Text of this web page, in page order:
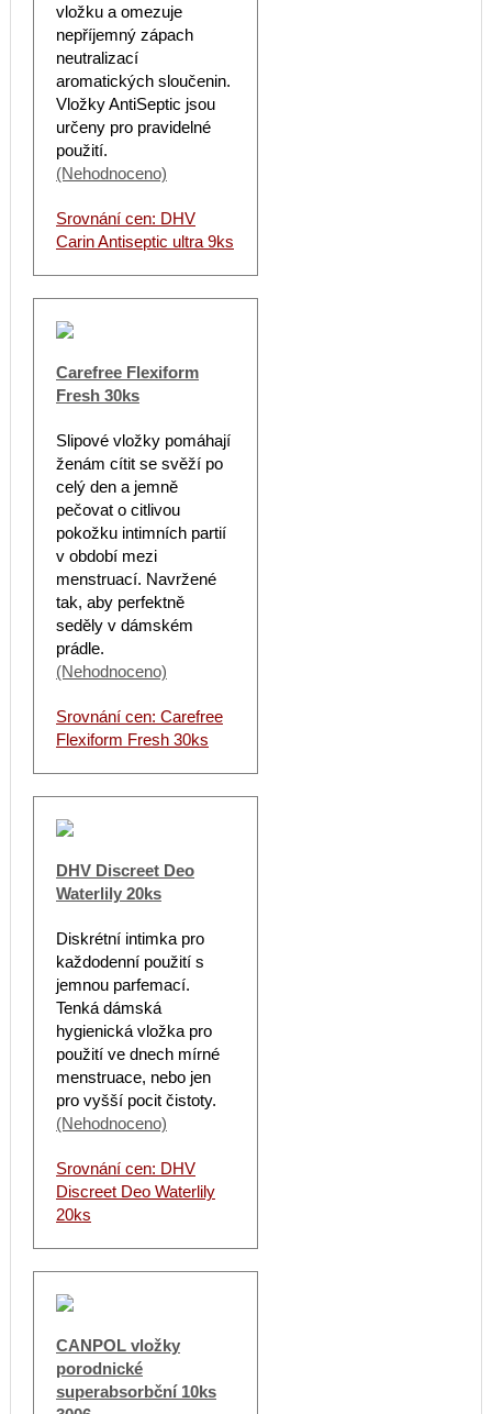
vložku a omezuje
nepříjemný zápach
neutralizací
aromatických sloučenin.
Vložky AntiSeptic jsou
určeny pro pravidelné
použití.
(Nehodnoceno)
Srovnání cen: DHV
Carin Antiseptic ultra 9ks
Carefree Flexiform
Fresh 30ks
Slipové vložky pomáhají
ženám cítit se svěží po
celý den a jemně
pečovat o citlivou
pokožku intimních partií
v období mezi
menstruací. Navržené
tak, aby perfektně
seděly v dámském
prádle.
(Nehodnoceno)
Srovnání cen: Carefree
Flexiform Fresh 30ks
DHV Discreet Deo
Waterlily 20ks
Diskrétní intimka pro
každodenní použití s
jemnou parfemací.
Tenká dámská
hygienická vložka pro
použití ve dnech mírné
menstruace, nebo jen
pro vyšší pocit čistoty.
(Nehodnoceno)
Srovnání cen: DHV
Discreet Deo Waterlily
20ks
CANPOL vložky
porodnické
superabsorbční 10ks